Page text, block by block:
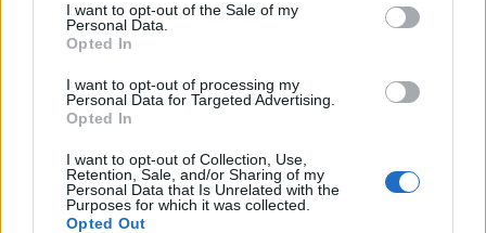
I want to opt-out of the Sale of my
Personal Data.
Opted In
I want to opt-out of processing my
Personal Data for Targeted Advertising.
Opted In
I want to opt-out of Collection, Use,
Retention, Sale, and/or Sharing of my
Personal Data that Is Unrelated with the
Purposes for which it was collected.
Opted Out